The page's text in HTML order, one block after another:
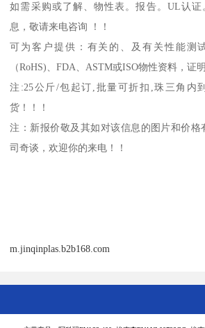
如需采购或了解、物性表。报告。 UL认证
息，敬请来电咨询 ！！
可为客户提供：有关的、及有关性能测
（RoHS) 、FDA ASTM或ISO物性资料，证
注 :25公斤/包起订 批量可折扣 珠三角内
货！！！
注：新报价敬及其如对该信息的图片和价格
司奇谈，欢迎你的来电！！
m.jinqinplas.b2b168.com